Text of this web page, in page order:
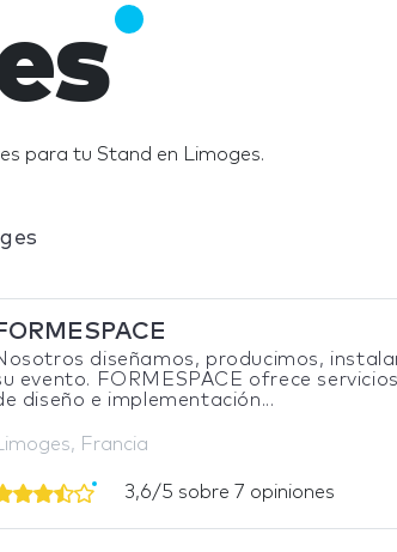
para tu Stand en Limoges.
diseñamos, producimos,
evento. FORMESPACE ofrece
diseño e implementación...
Limoges, Francia
3,6/5 sobre 7 opiniones